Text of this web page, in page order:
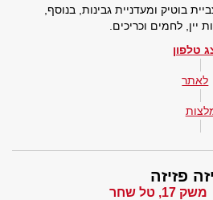
בוטיק ומעדניית גבינות, בנוסף,
יין, לחמים וכריכים.
טלפון
לאתר
פזיזה
משק 17, טל שחר